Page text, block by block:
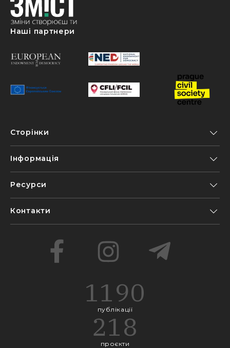
Наші партнери
Сторінки
Інформація
Ресурси
Контакти
1190
публікації
218
проєкти